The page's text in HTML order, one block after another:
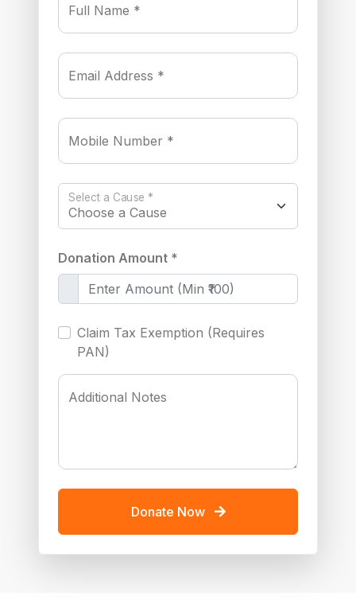
Full Name *
Email Address *
Mobile Number *
Select a Cause *
Donation Amount *
Claim Tax Exemption (Requires
PAN)
Additional Notes
Donate Now